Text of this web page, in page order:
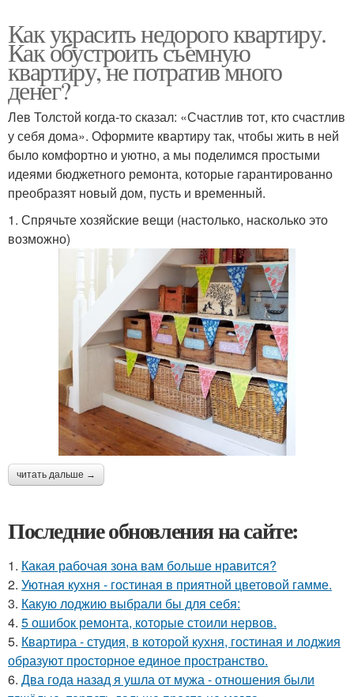
Как украсить недорого квартиру.
Как обустроить съемную
квартиру, не потратив много
денег?
Лев Толстой когда-то сказал: «Счастлив тот, кто счастлив
у себя дома». Оформите квартиру так, чтобы жить в ней
было комфортно и уютно, а мы поделимся простыми
идеями бюджетного ремонта, которые гарантированно
преобразят новый дом, пусть и временный.
1. Спрячьте хозяйские вещи (настолько, насколько это
возможно)
читать дальше →
Последние обновления на сайте:
1. Какая рабочая зона вам больше нравится?
2. Уютная кухня - гостиная в приятной цветовой гамме.
3. Какую лоджию выбрали бы для себя:
4. 5 ошибок ремонта, которые стоили нервов.
5. Квартира - студия, в которой кухня, гостиная и лоджия
образуют просторное единое пространство.
6. Два года назад я ушла от мужа - отношения были